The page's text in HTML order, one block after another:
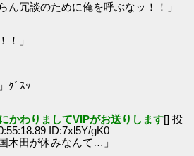
ん冗談のために俺を呼ぶなッ！！」
！」
ｸﾞｽｯ
かわりましてVIPがお送りします[] 投
ID:7xl5Y/gK0
木田が休みなんて…」